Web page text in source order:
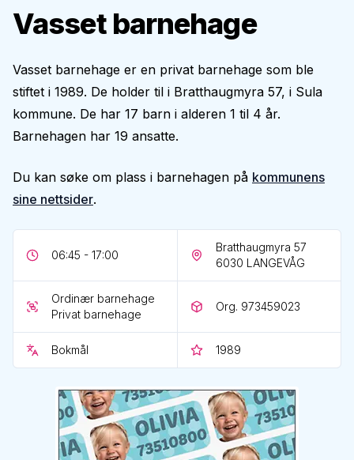
Vasset barnehage
Vasset barnehage er en privat barnehage som ble
stiftet i 1989. De holder til i Bratthaugmyra 57, i Sula
kommune. De har 17 barn i alderen 1 til 4 år.
Barnehagen har 19 ansatte.
Du kan søke om plass i barnehagen på kommunens
sine nettsider.
06:45 - 17:00
Bratthaugmyra 57
6030 LANGEVÅG
Ordinær barnehage
Privat barnehage
Org. 973459023
Bokmål 1989